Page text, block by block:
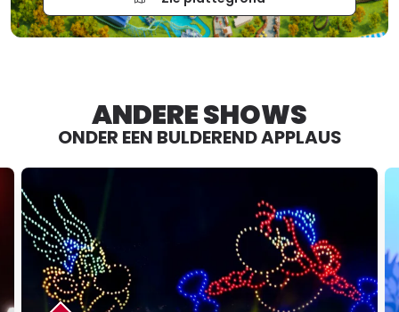
ANDERE SHOWS
ONDER EEN BULDEREND APPLAUS